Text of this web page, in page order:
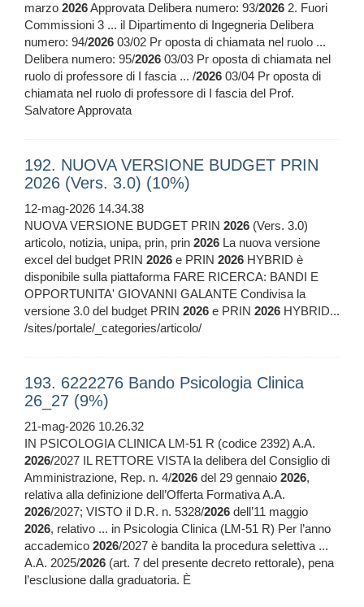
marzo 2026Approvata Delibera numero: 93/2026 2. Fuori
Commissioni 3 ... il Dipartimento di Ingegneria Delibera
numero: 94/2026 03/02 Pr oposta di chiamata nel ruolo ...
Delibera numero: 95/2026 03/03 Pr oposta di chiamata nel
ruolo di professore di I fascia ... /2026 03/04 Pr oposta di
chiamata nel ruolo di professore di I fascia del Prof.
Salvatore Approvata
192. NUOVA VERSIONE BUDGET PRIN
2026 (Vers. 3.0) (10%)
12-mag-2026 14.34.38
NUOVA VERSIONE BUDGET PRIN 2026 (Vers. 3.0)
articolo, notizia, unipa, prin, prin 2026 La nuova versione
excel del budget PRIN 2026 e PRIN 2026 HYBRID è
disponibile sulla piattaforma FARE RICERCA: BANDI E
OPPORTUNITA' GIOVANNI GALANTE Condivisa la
versione 3.0 del budget PRIN 2026 e PRIN 2026 HYBRID...
/sites/portale/_categories/articolo/
193. 6222276 Bando Psicologia Clinica
26_27 (9%)
21-mag-2026 10.26.32
IN PSICOLOGIA CLINICA LM-51 R (codice 2392) A.A.
2026/2027 IL RETTORE VISTA la delibera del Consiglio di
Amministrazione, Rep. n. 4/2026 del 29 gennaio 2026,
relativa alla definizione dell’Offerta Formativa A.A.
2026/2027; VISTO il D.R. n. 5328/2026 dell’11 maggio
2026, relativo ... in Psicologia Clinica (LM-51 R) Per l’anno
accademico 2026/2027 è bandita la procedura selettiva ...
A.A. 2025/2026 (art. 7 del presente decreto rettorale), pena
l’esclusione dalla graduatoria. È